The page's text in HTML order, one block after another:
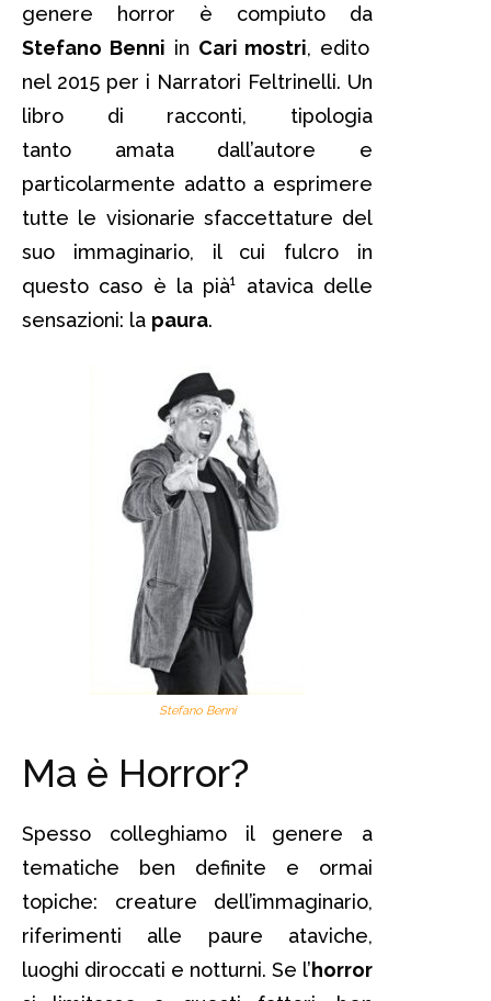
genere horror è compiuto da
Stefano Benni in Cari mostri, edito
nel 2015 per i Narratori Feltrinelli. Un
libro di racconti, tipologia
tanto amata dall’autore e
particolarmente adatto a esprimere
tutte le visionarie sfaccettature del
suo immaginario, il cui fulcro in
questo caso è la pià¹ atavica delle
sensazioni: la paura.
Stefano Benni
Ma è Horror?
Spesso colleghiamo il genere a
tematiche ben definite e ormai
topiche: creature dell’immaginario,
riferimenti alle paure ataviche,
luoghi diroccati e notturni. Se l’horror